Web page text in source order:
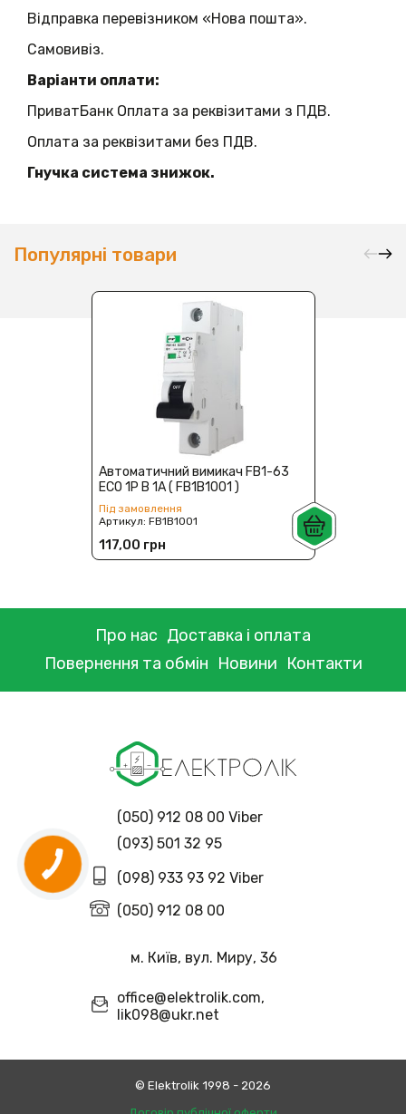
Відправка перевізником «Нова пошта».
Самовивіз.
Варіанти оплати:
ПриватБанк Оплата за реквізитами з ПДВ.
Оплата за реквізитами без ПДВ.
Гнучка система знижок.
Популярні товари
Автоматичний вимикач FB1-63
ECO 1P B 1А ( FB1B1001 )
Під замовлення
Артикул:FB1B1001
117,00 грн
Про нас Доставка і оплата
Повернення та обмін Новини Контакти
(050) 912 08 00 Viber
(093) 501 32 95
(098) 933 93 92 Viber
(050) 912 08 00
м. Київ, вул. Миру, 36
office@elektrolik.com,
lik098@ukr.net
© Еlektrolik 1998 - 2026